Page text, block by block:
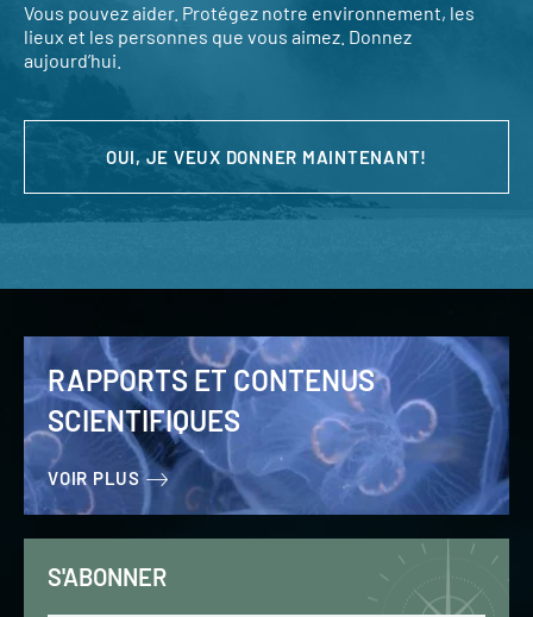
Vous pouvez aider. Protégez notre environnement, les
lieux et les personnes que vous aimez. Donnez
aujourd’hui.
OUI, JE VEUX DONNER MAINTENANT!
RAPPORTS ET CONTENUS
SCIENTIFIQUES
VOIR PLUS
S'ABONNER